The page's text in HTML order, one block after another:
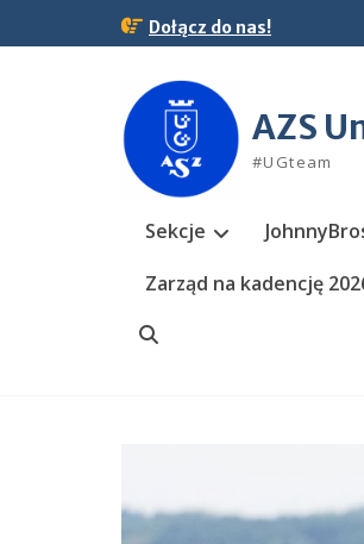
Dołącz do nas!
AZS
#UGteam
Sekcje
Zarząd na kadencję